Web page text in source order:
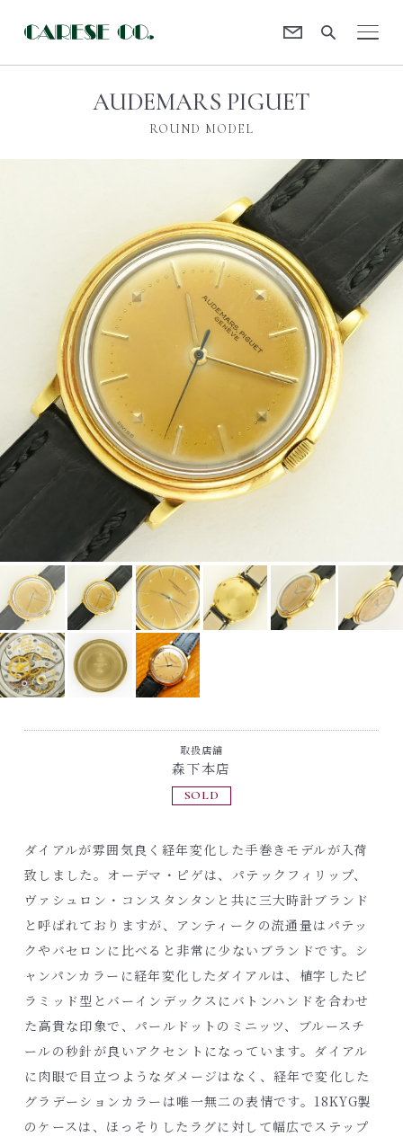
AUDEMARS PIGUET
ROUND MODEL
取扱店舗
森下本店
SOLD
ダイアルが雰囲気良く経年変化した手巻きモデルが入荷
致しました。オーデマ・ピゲは、パテックフィリップ、
ヴァシュロン・コンスタンタンと共に三大時計ブランド
と呼ばれておりますが、アンティークの流通量はパテッ
クやバセロンに比べると非常に少ないブランドです。シ
ャンパンカラーに経年変化したダイアルは、植字したピ
ラミッド型とバーインデックスにバトンハンドを合わせ
た高貴な印象で、パールドットのミニッツ、ブルースチ
ールの秒針が良いアクセントになっています。ダイアル
に肉眼で目立つようなダメージはなく、経年で変化した
グラデーションカラーは唯一無二の表情です。18KYG製
のケースは、ほっそりしたラグに対して幅広でステップ